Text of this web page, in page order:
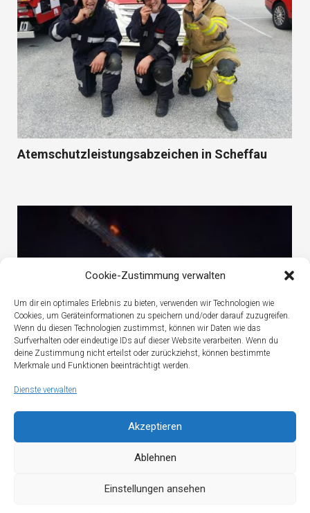
Cookie-Zustimmung verwalten
Um dir ein optimales Erlebnis zu bieten, verwenden wir Technologien wie
Cookies, um Geräteinformationen zu speichern und/oder darauf zuzugreifen.
Wenn du diesen Technologien zustimmst, können wir Daten wie das
Surfverhalten oder eindeutige IDs auf dieser Website verarbeiten. Wenn du
deine Zustimmung nicht erteilst oder zurückziehst, können bestimmte
Merkmale und Funktionen beeinträchtigt werden.
Dienste verwalten
Akzeptieren
Ablehnen
Einstellungen ansehen
Atemschutzleistungsabzeichen in Scheffau